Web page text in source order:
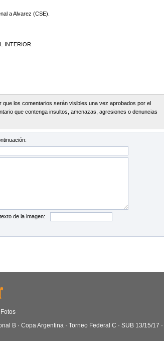
a Alvarez (CSE).
INTERIOR.
los comentarios serán visibles una vez aprobados por el
que contenga insultos, amenazas, agresiones o denuncias
de la imagen:
Fotos
B · Copa Argentina · Torneo Federal C · SUB 13/15/17 ·